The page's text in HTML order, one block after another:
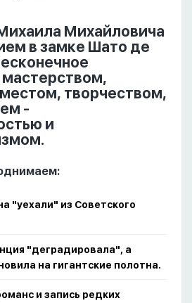
Михайловича
в замке Шато де
творчеством,
-
и
"уехали" из Советского
"деградировала", а
на гигантские полотна.
и запись редких